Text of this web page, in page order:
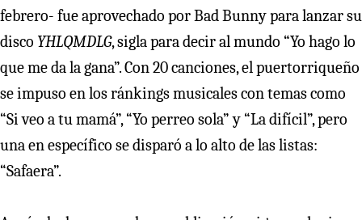
febrero- fue aprovechado por Bad Bunny para lanzar su
disco YHLQMDLG, sigla para decir al mundo “Yo hago lo
que me da la gana”. Con 20 canciones, el puertorriqueño
se impuso en los ránkings musicales con temas como
“Si veo a tu mamá”, “Yo perreo sola” y “La difícil”, pero
una en específico se disparó a lo alto de las listas:
“Safaera”.